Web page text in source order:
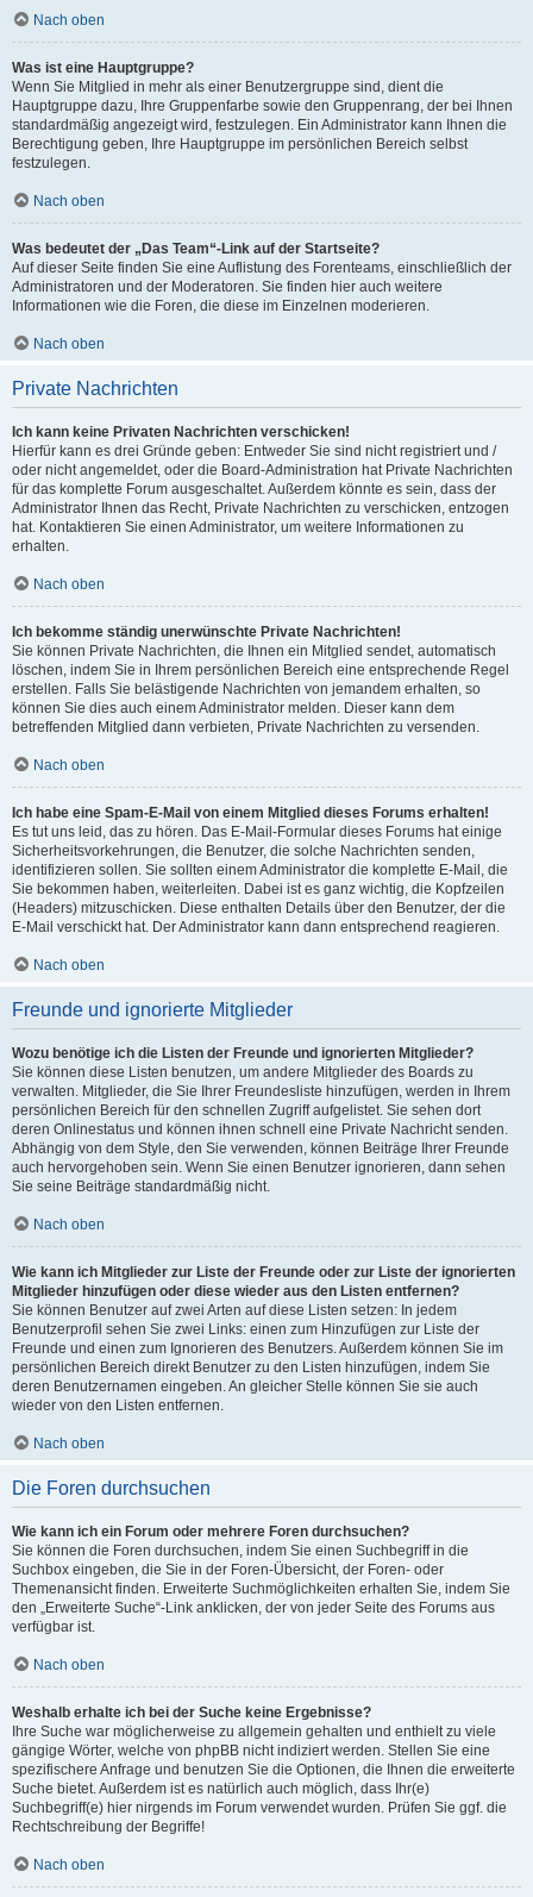
Nach oben
Was ist eine Hauptgruppe?
Wenn Sie Mitglied in mehr als einer Benutzergruppe sind, dient die
Hauptgruppe dazu, Ihre Gruppenfarbe sowie den Gruppenrang, der bei Ihnen
standardmäßig angezeigt wird, festzulegen. Ein Administrator kann Ihnen die
Berechtigung geben, Ihre Hauptgruppe im persönlichen Bereich selbst
festzulegen.
Nach oben
Was bedeutet der „Das Team“-Link auf der Startseite?
Auf dieser Seite finden Sie eine Auflistung des Forenteams, einschließlich der
Administratoren und der Moderatoren. Sie finden hier auch weitere
Informationen wie die Foren, die diese im Einzelnen moderieren.
Nach oben
Private Nachrichten
Ich kann keine Privaten Nachrichten verschicken!
Hierfür kann es drei Gründe geben: Entweder Sie sind nicht registriert und /
oder nicht angemeldet, oder die Board-Administration hat Private Nachrichten
für das komplette Forum ausgeschaltet. Außerdem könnte es sein, dass der
Administrator Ihnen das Recht, Private Nachrichten zu verschicken, entzogen
hat. Kontaktieren Sie einen Administrator, um weitere Informationen zu
erhalten.
Nach oben
Ich bekomme ständig unerwünschte Private Nachrichten!
Sie können Private Nachrichten, die Ihnen ein Mitglied sendet, automatisch
löschen, indem Sie in Ihrem persönlichen Bereich eine entsprechende Regel
erstellen. Falls Sie belästigende Nachrichten von jemandem erhalten, so
können Sie dies auch einem Administrator melden. Dieser kann dem
betreffenden Mitglied dann verbieten, Private Nachrichten zu versenden.
Nach oben
Ich habe eine Spam-E-Mail von einem Mitglied dieses Forums erhalten!
Es tut uns leid, das zu hören. Das E-Mail-Formular dieses Forums hat einige
Sicherheitsvorkehrungen, die Benutzer, die solche Nachrichten senden,
identifizieren sollen. Sie sollten einem Administrator die komplette E-Mail, die
Sie bekommen haben, weiterleiten. Dabei ist es ganz wichtig, die Kopfzeilen
(Headers) mitzuschicken. Diese enthalten Details über den Benutzer, der die
E-Mail verschickt hat. Der Administrator kann dann entsprechend reagieren.
Nach oben
Freunde und ignorierte Mitglieder
Wozu benötige ich die Listen der Freunde und ignorierten Mitglieder?
Sie können diese Listen benutzen, um andere Mitglieder des Boards zu
verwalten. Mitglieder, die Sie Ihrer Freundesliste hinzufügen, werden in Ihrem
persönlichen Bereich für den schnellen Zugriff aufgelistet. Sie sehen dort
deren Onlinestatus und können ihnen schnell eine Private Nachricht senden.
Abhängig von dem Style, den Sie verwenden, können Beiträge Ihrer Freunde
auch hervorgehoben sein. Wenn Sie einen Benutzer ignorieren, dann sehen
Sie seine Beiträge standardmäßig nicht.
Nach oben
Wie kann ich Mitglieder zur Liste der Freunde oder zur Liste der ignorierten
Mitglieder hinzufügen oder diese wieder aus den Listen entfernen?
Sie können Benutzer auf zwei Arten auf diese Listen setzen: In jedem
Benutzerprofil sehen Sie zwei Links: einen zum Hinzufügen zur Liste der
Freunde und einen zum Ignorieren des Benutzers. Außerdem können Sie im
persönlichen Bereich direkt Benutzer zu den Listen hinzufügen, indem Sie
deren Benutzernamen eingeben. An gleicher Stelle können Sie sie auch
wieder von den Listen entfernen.
Nach oben
Die Foren durchsuchen
Wie kann ich ein Forum oder mehrere Foren durchsuchen?
Sie können die Foren durchsuchen, indem Sie einen Suchbegriff in die
Suchbox eingeben, die Sie in der Foren-Übersicht, der Foren- oder
Themenansicht finden. Erweiterte Suchmöglichkeiten erhalten Sie, indem Sie
den „Erweiterte Suche“-Link anklicken, der von jeder Seite des Forums aus
verfügbar ist.
Nach oben
Weshalb erhalte ich bei der Suche keine Ergebnisse?
Ihre Suche war möglicherweise zu allgemein gehalten und enthielt zu viele
gängige Wörter, welche von phpBB nicht indiziert werden. Stellen Sie eine
spezifischere Anfrage und benutzen Sie die Optionen, die Ihnen die erweiterte
Suche bietet. Außerdem ist es natürlich auch möglich, dass Ihr(e)
Suchbegriff(e) hier nirgends im Forum verwendet wurden. Prüfen Sie ggf. die
Rechtschreibung der Begriffe!
Nach oben